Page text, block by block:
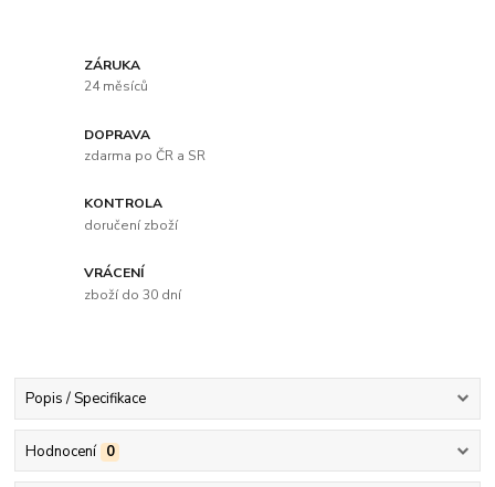
ZÁRUKA
24 měsíců
DOPRAVA
zdarma po ČR a SR
KONTROLA
doručení zboží
VRÁCENÍ
zboží do 30 dní
Popis / Specifikace
Hodnocení 0